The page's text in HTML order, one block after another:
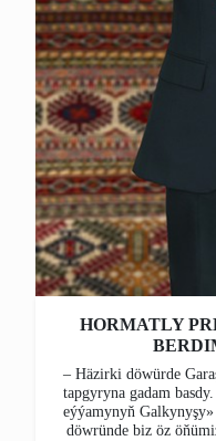
HORMATLY
– Häzirki döwürde
tapgyryna gadam
eýýamynyň
döwründe biz öz